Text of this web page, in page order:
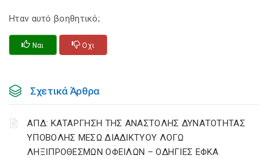
Ηταν αυτό βοηθητικό;
Ναι Οχι
Σχετικά Άρθρα
ΑΠΔ: ΚΑΤΑΡΓΗΣΗ ΤΗΣ ΑΝΑΣΤΟΛΗΣ ΔΥΝΑΤΟΤΗΤΑΣ
ΥΠΟΒΟΛΗΣ ΜΕΣΩ ΔΙΑΔΙΚΤΥΟΥ ΛΟΓΩ
ΛΗΞΙΠΡΟΘΕΣΜΩΝ ΟΦΕΙΛΩΝ – ΟΔΗΓΙΕΣ ΕΦΚΑ